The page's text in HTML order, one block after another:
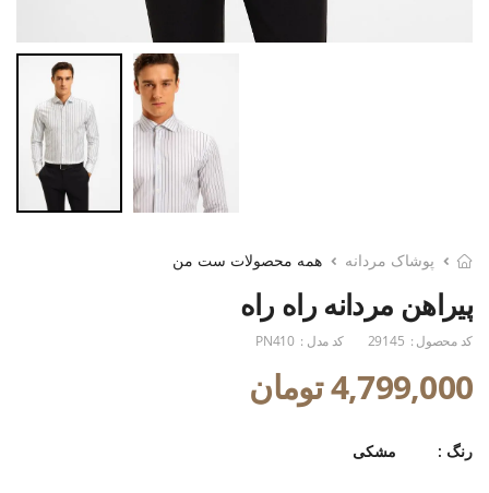
پوشاک مردانه همه محصولات ست من
پیراهن مردانه راه راه
کد محصول : 29145 کد مدل : PN410
4,799,000 تومان
رنگ : مشکی